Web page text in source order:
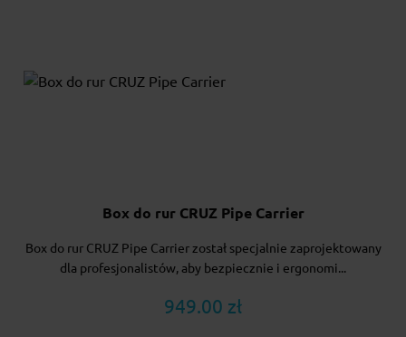
Box do rur CRUZ Pipe Carrier
Box do rur CRUZ Pipe Carrier został specjalnie zaprojektowany
dla profesjonalistów, aby bezpiecznie i ergonomi...
949.00 zł